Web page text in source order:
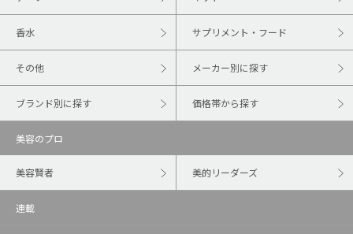
香水 サプリメント・フード
その他 メーカー別に探す
ブランド別に探す 価格帯から探す
美容のプロ
美容賢者 美的リーダーズ
連載